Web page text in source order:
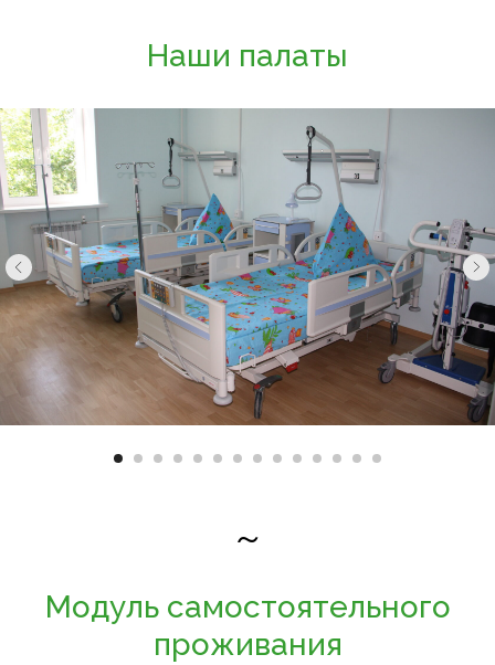
Наши палаты
~
Модуль самостоятельного
проживания